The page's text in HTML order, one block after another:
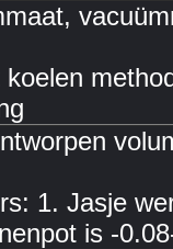
1. Jasje
is -